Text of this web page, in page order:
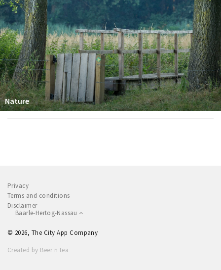
Nature
Privacy
Terms and conditions
Disclaimer
Baarle-Hertog-Nassau
© 2026, The City App Company
Created by Beer n tea